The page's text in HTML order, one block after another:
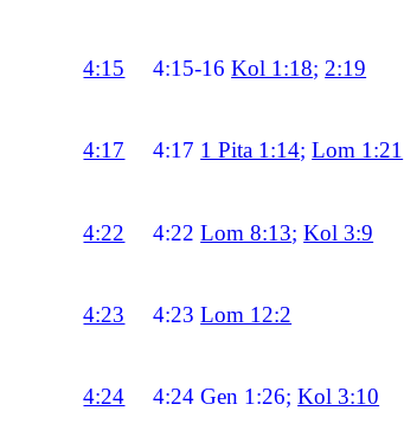
4:15 4:15-16Kol 1:18; 2:19
4:17 4:17 1 Pita 1:14;Lom 1:21
4:22 4:22Lom 8:13;Kol 3:9
4:23 4:23Lom 12:2
4:24 4:24Gen 1:26;Kol 3:10